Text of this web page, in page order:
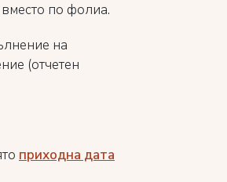
по фолиа.
на
(отчетен
приходна дата